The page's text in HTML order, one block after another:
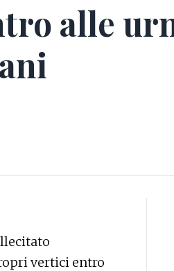
alle
vertici entro